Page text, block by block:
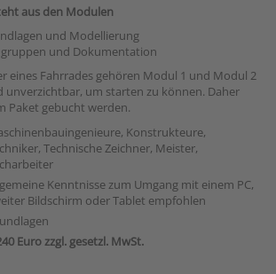
aus den Modulen
und Modellierung
und Dokumentation
eines Fahrrades gehören Modul 1 und Modul 2
unverzichtbar, um starten zu können. Daher
Paket gebucht werden.
Konstrukteure,
Technische Zeichner, Meister,
Kenntnisse zum Umgang mit einem PC,
Bildschirm oder Tablet empfohlen
Euro zzgl. gesetzl. MwSt.